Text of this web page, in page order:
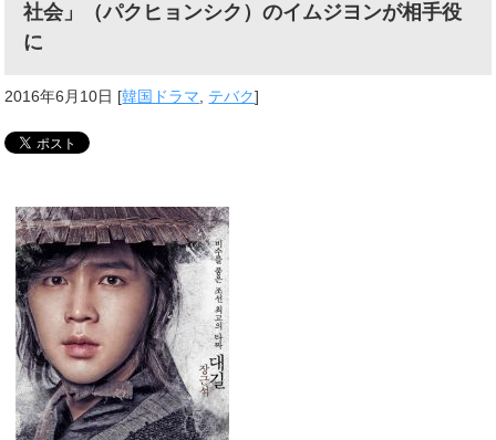
社会」（パクヒョンシク）のイムジヨンが相手役
に
2016年6月10日 [韓国ドラマ, テバク]